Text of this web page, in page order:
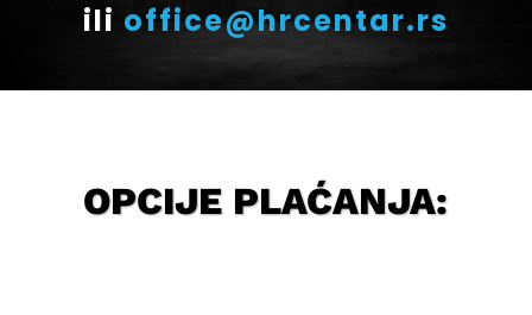
ili office@hrcentar.rs
OPCIJE PLAĆANJA: